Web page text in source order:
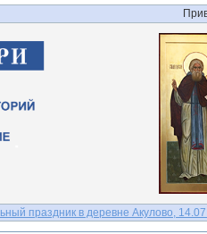
праздник в деревне Акулово,